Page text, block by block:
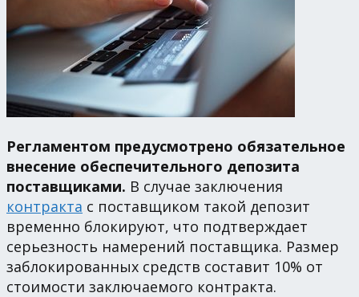
Регламентом предусмотрено обязательное
внесение обеспечительного депозита
поставщиками. В случае заключения
контракта с поставщиком такой депозит
временно блокируют, что подтверждает
серьезность намерений поставщика. Размер
заблокированных средств составит 10% от
стоимости заключаемого контракта.